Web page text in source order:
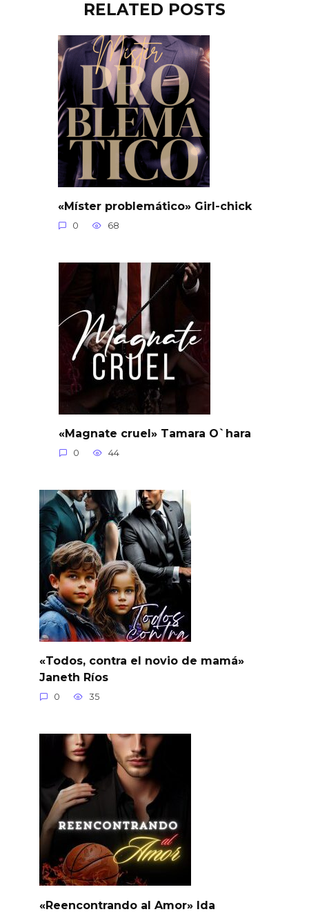
RELATED POSTS
«Míster problemático» Girl-chick
0 68
«Magnate cruel» Tamara O`hara
0 44
«Todos, contra el novio de mamá»
Janeth Ríos
0 35
«Reencontrando al Amor» Ida